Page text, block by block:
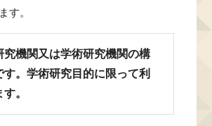
す。
究機関又は学術研究機関の構
す。学術研究目的に限って利
。